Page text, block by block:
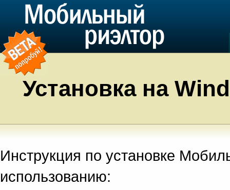
Установка на
Инструкция по установке
использованию: